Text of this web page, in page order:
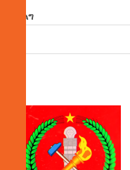
ፈልግ